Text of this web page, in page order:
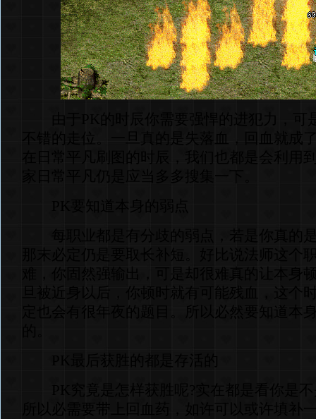
由于PK的时辰你需要强悍的进犯力，可
不错的走位。一旦真的是失落血，回血就成
在日常平凡刷图的时辰，我们也都是会利用
家日常平凡仍是应当多多搜集一下。
PK要知道本身的弱点
每职业都是有分歧的弱点，若是你真的
那末必定仍是要取长补短。好比说法师这个
难，你固然强输出，可是却很难真的让本身
旦被近身以后，你顿时就有可能残血，这个
定也会有很年夜的题目。所以必然要知道本
PK最后获胜的都是存活的
PK究竟是怎样获胜呢?实在都是看你是不
所以必需要带上回血药，如许可以或许填补